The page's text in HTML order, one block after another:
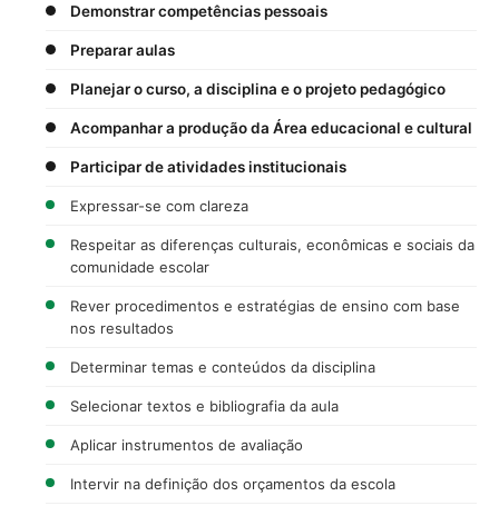
Demonstrar competências pessoais
Preparar aulas
Planejar o curso, a disciplina e o projeto pedagógico
Acompanhar a produção da Área educacional e cultural
Participar de atividades institucionais
Expressar-se com clareza
Respeitar as diferenças culturais, econômicas e sociais da
comunidade escolar
Rever procedimentos e estratégias de ensino com base
nos resultados
Determinar temas e conteúdos da disciplina
Selecionar textos e bibliografia da aula
Aplicar instrumentos de avaliação
Intervir na definição dos orçamentos da escola